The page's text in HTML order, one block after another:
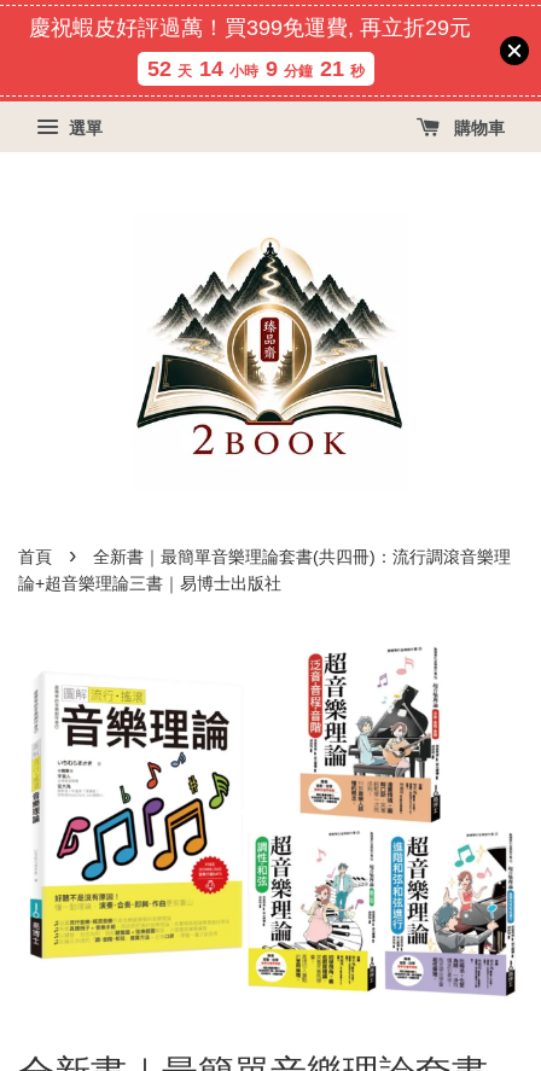
慶祝蝦皮好評過萬！買399免運費, 再立折29元
52 天 14 小時 9 分鐘 21 秒
選單 購物車
首頁 ›
全新書｜最簡單音樂理論套書(共四冊)：流行調滾音樂理
論+超音樂理論三書｜易博士出版社